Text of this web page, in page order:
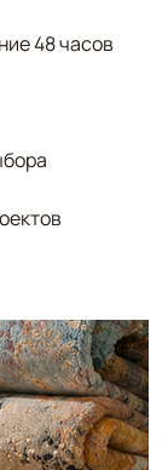
48 часов